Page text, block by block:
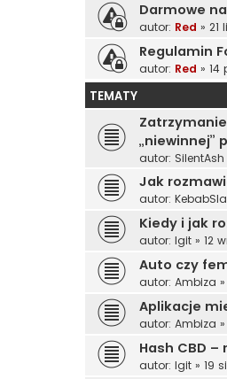
Darmowe
autor: Red » 21
Regulamin
autor: Red » 14
TEMATY
„niewinnej”
autor: SilentAsh
Jak
autor:
Kiedy i jak
autor: Igit » 12
Auto czy
autor: Ambiza »
Aplikacje
autor: Ambiza »
Hash CBD
autor: Igit » 19